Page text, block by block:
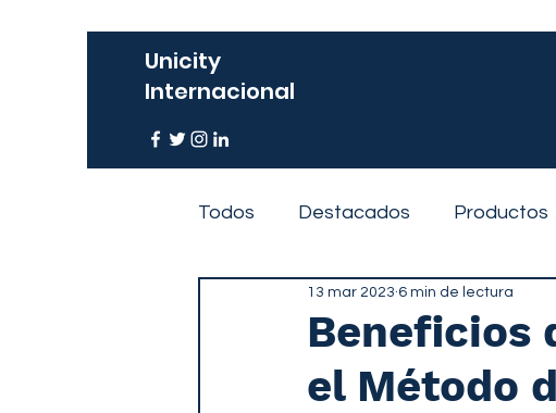
Unicity
Internacional
Todos Destacados Productos
Eventos
Beneficios
el Método
13 mar 2023 6 min de lectura